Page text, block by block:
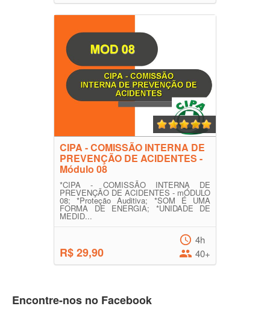
CIPA - COMISSÃO INTERNA DE
PREVENÇÃO DE ACIDENTES -
Módulo 08
*CIPA - COMISSÃO INTERNA DE
PREVENÇÃO DE ACIDENTES - mÓDULO
08; *Proteção Auditiva; *SOM É UMA
FORMA DE ENERGIA; *UNIDADE DE
MEDID...
R$ 29,90
4h
40+
Encontre-nos no Facebook